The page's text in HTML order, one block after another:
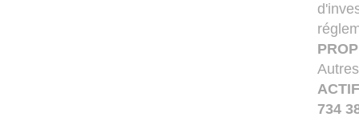
734